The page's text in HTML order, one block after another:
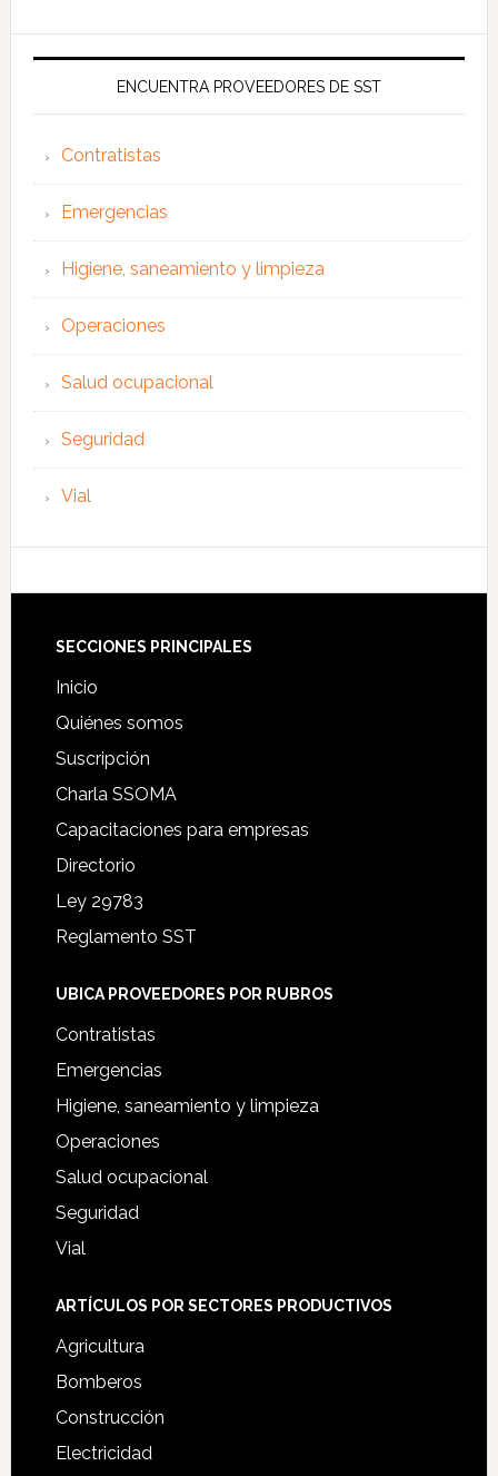
ENCUENTRA PROVEEDORES DE SST
Contratistas
Emergencias
Higiene, saneamiento y limpieza
Operaciones
Salud ocupacional
Seguridad
Vial
Footer
SECCIONES PRINCIPALES
Inicio
Quiénes somos
Suscripción
Charla SSOMA
Capacitaciones para empresas
Directorio
Ley 29783
Reglamento SST
UBICA PROVEEDORES POR RUBROS
Contratistas
Emergencias
Higiene, saneamiento y limpieza
Operaciones
Salud ocupacional
Seguridad
Vial
ARTÍCULOS POR SECTORES PRODUCTIVOS
Agricultura
Bomberos
Construcción
Electricidad